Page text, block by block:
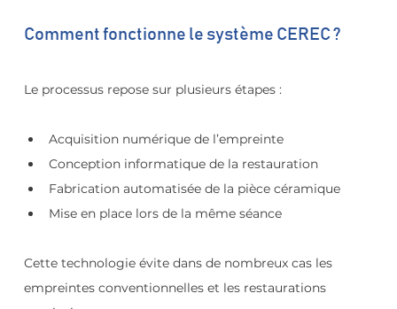
Comment fonctionne le système CEREC ?
Le processus repose sur plusieurs étapes :
Acquisition numérique de l’empreinte
Conception informatique de la restauration
Fabrication automatisée de la pièce céramique
Mise en place lors de la même séance
Cette technologie évite dans de nombreux cas les
empreintes conventionnelles et les restaurations